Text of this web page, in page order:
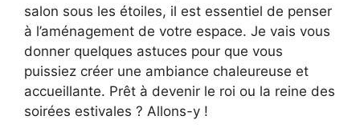
salon sous les étoiles, il est essentiel de penser
à l’aménagement de votre espace. Je vais vous
donner quelques astuces pour que vous
puissiez créer une ambiance chaleureuse et
accueillante. Prêt à devenir le roi ou la reine des
soirées estivales ? Allons-y !